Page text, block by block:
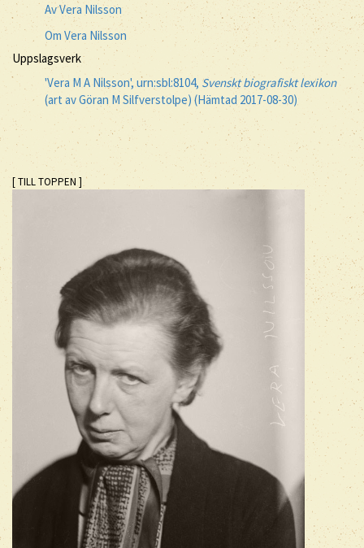
Av Vera Nilsson
Om Vera Nilsson
Uppslagsverk
'Vera M A Nilsson', urn:sbl:8104, Svenskt biografiskt lexikon
(art av Göran M Silfverstolpe) (Hämtad 2017-08-30)
[ TILL TOPPEN ]